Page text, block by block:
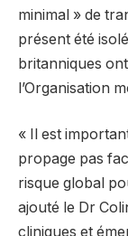
minimal » de
présent été
britanniques
l’Organisation
« Il est
propage pas
risque global
ajouté le Dr
cliniques et